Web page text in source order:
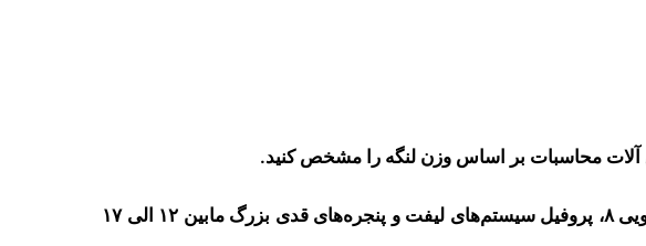
آلات محاسبات بر اساس وزن لنگه را مشخص کنید.
به طور معمول محدوده ضخامت پروفیل‌های لولایی ۶، پروفیل‌های کشویی ۸، پروفیل سیستم‌های لیفت و پنجره‌های قدی بزرگ مابین ۱۲ الی ۱۷